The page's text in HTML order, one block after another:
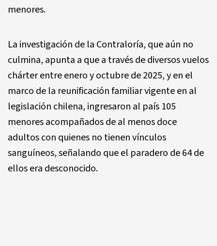
menores.
La investigación de la Contraloría, que aún no
culmina, apunta a que a través de diversos vuelos
chárter entre enero y octubre de 2025, y en el
marco de la reunificación familiar vigente en al
legislación chilena, ingresaron al país 105
menores acompañados de al menos doce
adultos con quienes no tienen vínculos
sanguíneos, señalando que el paradero de 64 de
ellos era desconocido.